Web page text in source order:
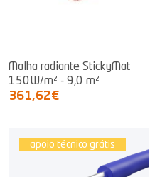
Malha radiante StickyMat
150W/m² - 9,0 m²
361,62€
apoio técnico grátis